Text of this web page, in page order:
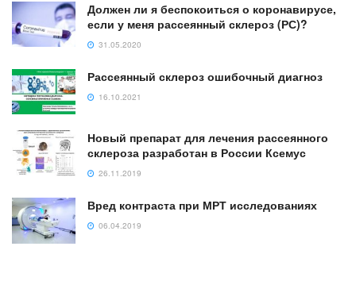
Должен ли я беспокоиться о коронавирусе,
если у меня рассеянный склероз (РС)?
31.05.2020
Рассеянный склероз ошибочный диагноз
16.10.2021
Новый препарат для лечения рассеянного
склероза разработан в России Ксемус
26.11.2019
Вред контраста при МРТ исследованиях
06.04.2019